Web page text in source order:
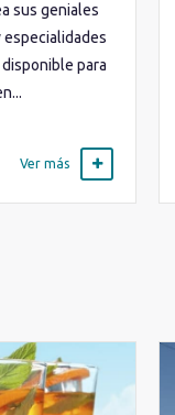
sus geniales
para
Ver más